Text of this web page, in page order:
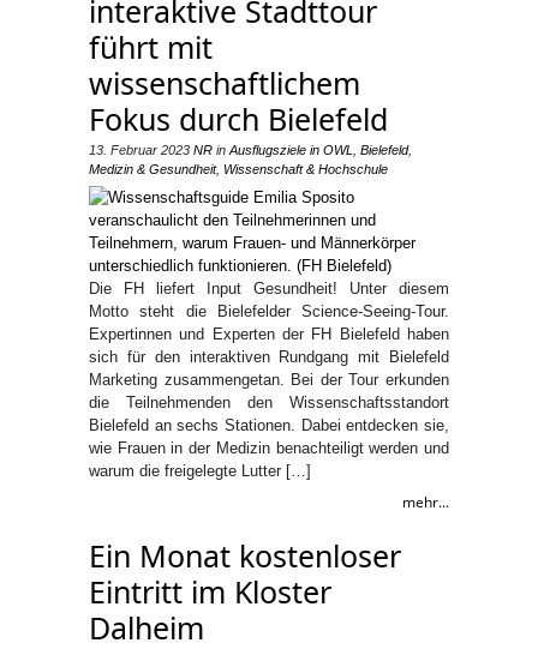
interaktive Stadttour
führt mit
wissenschaftlichem
Fokus durch Bielefeld
13. Februar 2023 NR in Ausflugsziele in OWL Bielefeld,
Medizin & Gesundheit, Wissenschaft & Hochschule
Die FH liefert Input Gesundheit! Unter diesem
Motto steht die Bielefelder Science-Seeing-Tour.
Expertinnen und Experten der FH Bielefeld haben
sich für den interaktiven Rundgang mit Bielefeld
Marketing zusammengetan. Bei der Tour erkunden
die Teilnehmenden den Wissenschaftsstandort
Bielefeld an sechs Stationen. Dabei entdecken sie,
wie Frauen in der Medizin benachteiligt werden und
warum die freigelegte Lutter […]
mehr...
Ein Monat kostenloser
Eintritt im Kloster
Dalheim